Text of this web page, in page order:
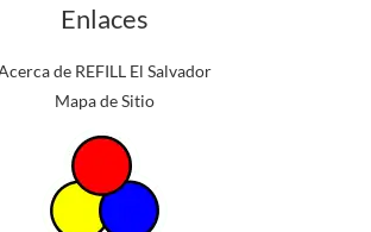
Enlaces
de REFILL El Salvador
Mapa de Sitio